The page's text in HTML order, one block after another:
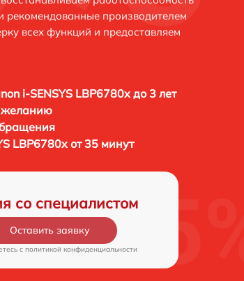
рекомендованные производителем
всех функций и предоставляем
i-SENSYS LBP6780x до 3 лет
желанию
LBP6780x от 35 минут
со специалистом
Оставить заявку
c политикой конфиденциальности